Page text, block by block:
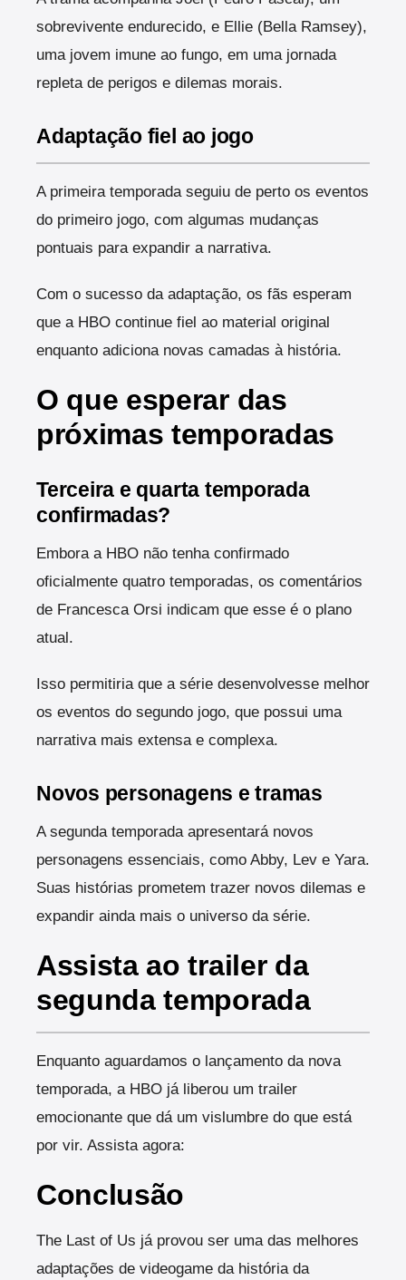
sobrevivente endurecido, e Ellie (Bella Ramsey),
uma jovem imune ao fungo, em uma jornada
repleta de perigos e dilemas morais.
Adaptação fiel ao jogo
A primeira temporada seguiu de perto os eventos
do primeiro jogo, com algumas mudanças
pontuais para expandir a narrativa.
Com o sucesso da adaptação, os fãs esperam
que a HBO continue fiel ao material original
enquanto adiciona novas camadas à história.
O que esperar das
próximas temporadas
Terceira e quarta temporada
confirmadas?
Embora a HBO não tenha confirmado
oficialmente quatro temporadas, os comentários
de Francesca Orsi indicam que esse é o plano
atual.
Isso permitiria que a série desenvolvesse melhor
os eventos do segundo jogo, que possui uma
narrativa mais extensa e complexa.
Novos personagens e tramas
A segunda temporada apresentará novos
personagens essenciais, como Abby, Lev e Yara.
Suas histórias prometem trazer novos dilemas e
expandir ainda mais o universo da série.
Assista ao trailer da
segunda temporada
Enquanto aguardamos o lançamento da nova
temporada, a HBO já liberou um trailer
emocionante que dá um vislumbre do que está
por vir. Assista agora:
Conclusão
The Last of Us já provou ser uma das melhores
adaptações de videogame da história da